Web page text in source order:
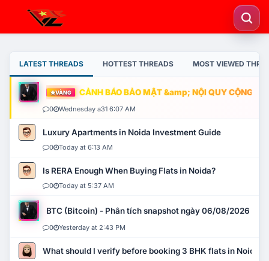
LATEST THREADS HOTTEST THREADS MOST VIEWED
VÀNG CẢNH BÁO BẢO MẬT &amp; NỘI QUY CỘNG
0 Wednesday a31 6:07 AM
Luxury Apartments in Noida Investment Guide
0 Today at 6:13 AM
Is RERA Enough When Buying Flats in Noida?
0 Today at 5:37 AM
BTC (Bitcoin) - Phân tích snapshot ngày 06/08/2026
0 Yesterday at 2:43 PM
What should I verify before booking 3 BHK flats in Noida?